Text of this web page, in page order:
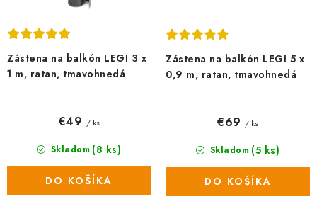
Zástena na balkón LEGI 3 x
1 m, ratan, tmavohnedá
Skladom (8 ks)
€49 / ks
DO KOŠÍKA
Zástena na balkón LEGI 5 x
0,9 m, ratan, tmavohnedá
Skladom (5 ks)
€69 / ks
DO KOŠÍKA